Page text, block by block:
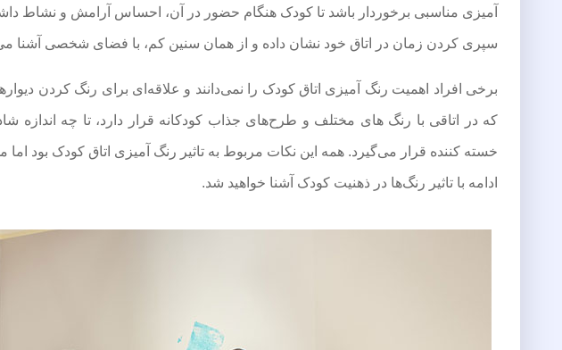
آمیزی مناسبی برخوردار باشد تا کودک هنگام حضور در آن، احساس آرامش و نشاط
سپری کردن زمان در اتاق خود نشان داده و از همان سنین کم، با فضای شخصی آشنا
برخی افراد اهمیت رنگ آمیزی اتاق کودک را نمی‌دانند و علاقه‌ای برای رنگ کردن
که در اتاقی با رنگ های مختلف و طرح‌های جذاب کودکانه قرار دارد، تا چه اندازه
خسته کننده قرار می‌گیرد. همه این نکات مربوط به تاثیر رنگ آمیزی اتاق کودک بود اما
ادامه با تاثیر رنگ‌ها در ذهنیت کودک آشنا خواهید شد.